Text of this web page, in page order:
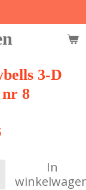
3-D
nr 8
In